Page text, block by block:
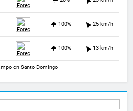
100% 25 km/h
100% 13 km/h
en Santo Domingo